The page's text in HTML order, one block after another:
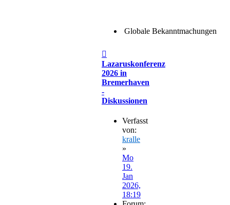
Globale Bekanntmachungen
Lazaruskonferenz
2026 in
Bremerhaven
-
Diskussionen
Verfasst
von:
kralle
»
Mo
19.
Jan
2026,
18:19